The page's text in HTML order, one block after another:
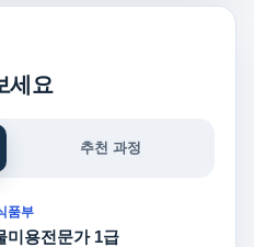
세요
추천 과정
품부
미용전문가 1급